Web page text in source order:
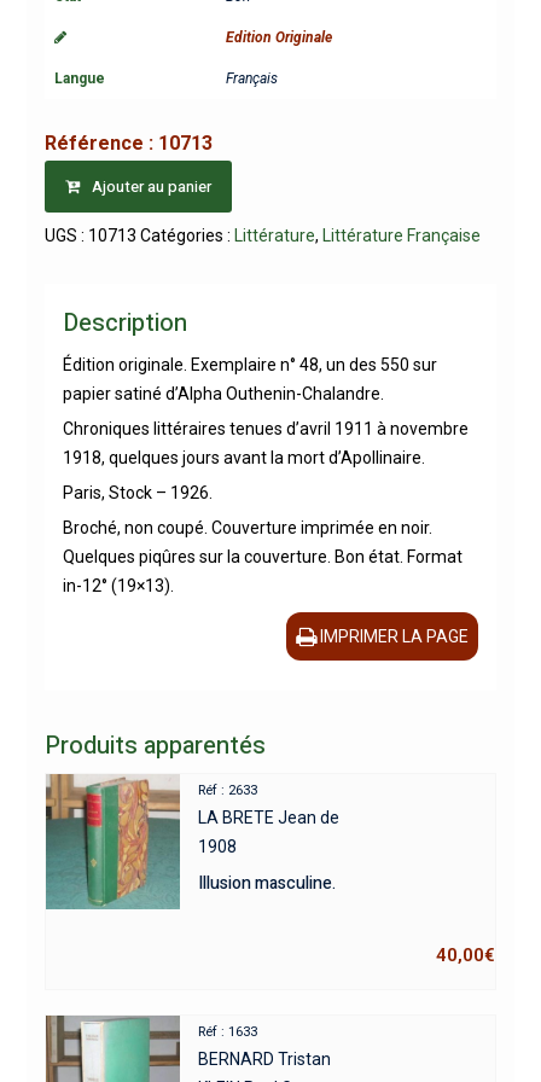
Edition Originale
Langue Français
Référence : 10713
Ajouter au panier
UGS : 10713 Catégories : Littérature, Littérature Française
Description
Édition originale. Exemplaire n° 48, un des 550 sur
papier satiné d’Alpha Outhenin-Chalandre.
Chroniques littéraires tenues d’avril 1911 à novembre
1918, quelques jours avant la mort d’Apollinaire.
Paris, Stock – 1926.
Broché, non coupé. Couverture imprimée en noir.
Quelques piqûres sur la couverture. Bon état. Format
in-12° (19×13).
IMPRIMER LA PAGE
Produits apparentés
Réf : 2633
LA BRETE Jean de
1908
Illusion masculine.
40,00€
Réf : 1633
BERNARD Tristan